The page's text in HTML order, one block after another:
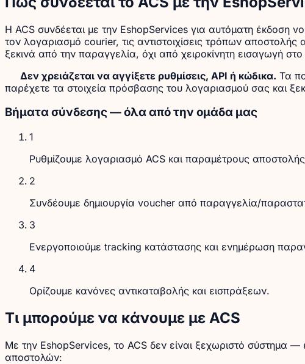
Η ACS συνδέεται με την EshopServices για αυτόματη
τον λογαριασμό courier, τις αντιστοιχίσεις τρόπων
ξεκινά από την παραγγελία, όχι από χειροκίνητη εισαγωγή
Δεν χρειάζεται να αγγίξετε ρυθμίσεις, API ή κώδικα. Τα
παρέχετε τα στοιχεία πρόσβασης του λογαριασμού σας και
Βήματα σύνδεσης — όλα από την ομάδα μας
1
Ρυθμίζουμε λογαριασμό ACS και παραμέτρους
2
Συνδέουμε δημιουργία voucher από παραγγελία/
3
Ενεργοποιούμε tracking κατάστασης και ενημέρωση
4
Ορίζουμε κανόνες αντικαταβολής και εισπράξεων.
Τι μπορούμε να κάνουμε με ACS
Με την EshopServices, το ACS δεν είναι ξεχωριστό σύστημα
αποστολών: